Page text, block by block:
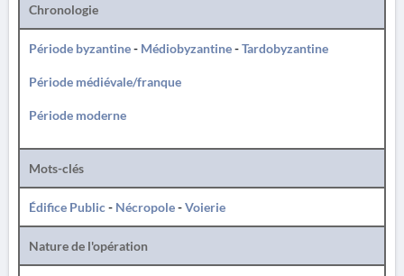
Chronologie
Période byzantine- Médiobyzantine-Tardobyzantine
Période médiévale/franque
Période moderne
Mots-clés
Édifice Public- Nécropole-Voierie
Nature de l'opération